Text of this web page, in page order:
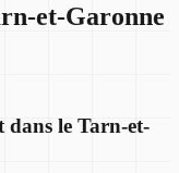
et-Garonne
dans le Tarn-et-